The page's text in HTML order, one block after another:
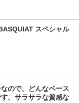
スペシャル
ので、どんなベース
。サラサラな質感な